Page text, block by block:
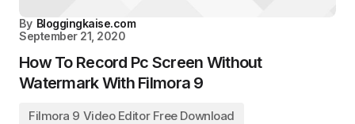
By Bloggingkaise.com
September 21, 2020
How To Record Pc Screen Without
Watermark With Filmora 9
Filmora 9 Video Editor Free Download